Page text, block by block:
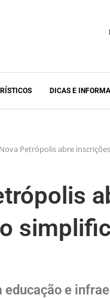
DICAS E
Petrópolis abre
e